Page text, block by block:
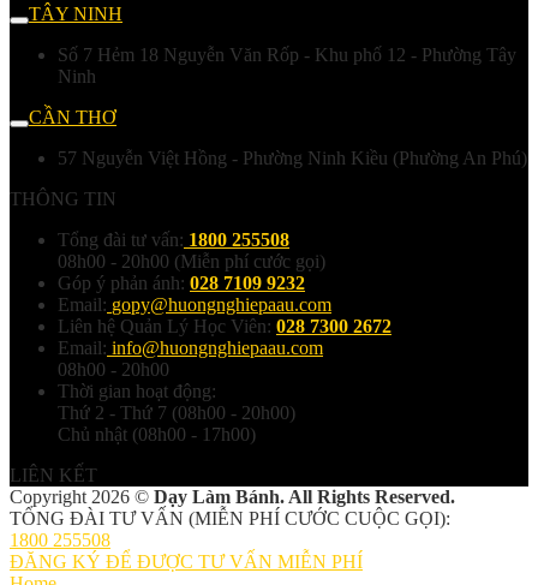
TÂY NINH
Số 7 Hẻm 18 Nguyễn Văn Rốp - Khu phố 12 - Phường Tây
Ninh
CẦN THƠ
57 Nguyễn Việt Hồng - Phường Ninh Kiều (Phường An Phú)
THÔNG TIN
Tổng đài tư vấn: 1800 255508
08h00 - 20h00 (Miễn phí cước gọi)
Góp ý phản ánh: 028 7109 9232
Email: gopy@huongnghiepaau.com
Liên hệ Quản Lý Học Viên: 028 7300 2672
Email: info@huongnghiepaau.com
08h00 - 20h00
Thời gian hoạt động:
Thứ 2 - Thứ 7 (08h00 - 20h00)
Chủ nhật (08h00 - 17h00)
LIÊN KẾT
Copyright 2026 © Dạy Làm Bánh. All Rights Reserved.
TỔNG ĐÀI TƯ VẤN (MIỄN PHÍ CƯỚC CUỘC GỌI):
1800 255508
ĐĂNG KÝ ĐỂ ĐƯỢC TƯ VẤN MIỄN PHÍ